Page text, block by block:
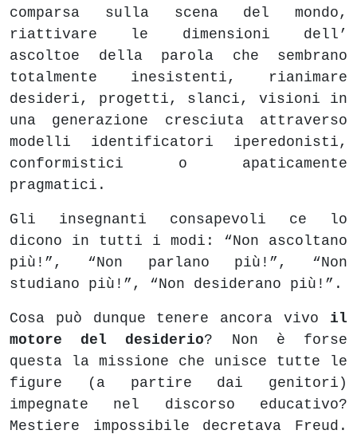
comparsa sulla scena del mondo,
riattivare le dimensioni dell’
ascoltoe della parola che sembrano
totalmente inesistenti, rianimare
desideri, progetti, slanci, visioni in
una generazione cresciuta attraverso
modelli identificatori iperedonisti,
conformistici o apaticamente
pragmatici.
Gli insegnanti consapevoli ce lo
dicono in tutti i modi: “Non ascoltano
più!”, “Non parlano più!”, “Non
studiano più!”, “Non desiderano più!”.
Cosa può dunque tenere ancora vivo il
motore del desiderio? Non è forse
questa la missione che unisce tutte le
figure (a partire dai genitori)
impegnate nel discorso educativo?
Mestiere impossibile decretava Freud.